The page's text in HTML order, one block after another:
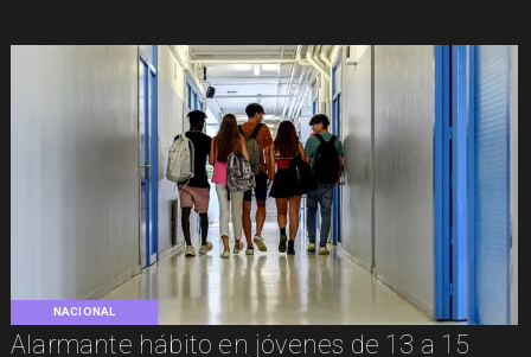
NACIONAL
Alarmante hábito en jóvenes de 13 a 15